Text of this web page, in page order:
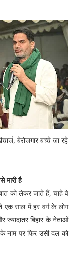
बेरोजगार बच्चे जा रहे
मारी है
को लेकर जाते हैं, चाहे वे
एक साल में हर वर्ग के लोग
ज्यादातर बिहार के नेताओं
नाम पर फिर उसी दल को